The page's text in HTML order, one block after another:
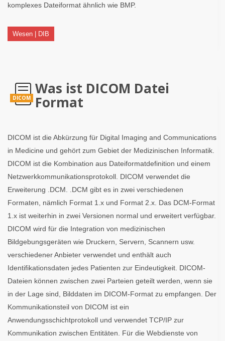
komplexes Dateiformat ähnlich wie BMP.
Wesen | DIB
DICOM
Was ist DICOM Datei
Format
DICOM ist die Abkürzung für Digital Imaging and Communications
in Medicine und gehört zum Gebiet der Medizinischen Informatik.
DICOM ist die Kombination aus Dateiformatdefinition und einem
Netzwerkkommunikationsprotokoll. DICOM verwendet die
Erweiterung .DCM. .DCM gibt es in zwei verschiedenen
Formaten, nämlich Format 1.x und Format 2.x. Das DCM-Format
1.x ist weiterhin in zwei Versionen normal und erweitert verfügbar.
DICOM wird für die Integration von medizinischen
Bildgebungsgeräten wie Druckern, Servern, Scannern usw.
verschiedener Anbieter verwendet und enthält auch
Identifikationsdaten jedes Patienten zur Eindeutigkeit. DICOM-
Dateien können zwischen zwei Parteien geteilt werden, wenn sie
in der Lage sind, Bilddaten im DICOM-Format zu empfangen. Der
Kommunikationsteil von DICOM ist ein
Anwendungsschichtprotokoll und verwendet TCP/IP zur
Kommunikation zwischen Entitäten. Für die Webdienste von